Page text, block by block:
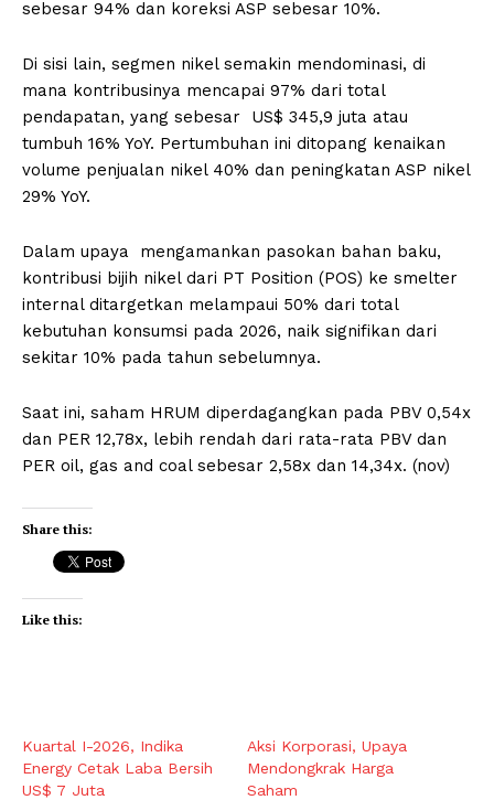
sebesar 94% dan koreksi ASP sebesar 10%.
Di sisi lain, segmen nikel semakin mendominasi, di
mana kontribusinya mencapai 97% dari total
pendapatan, yang sebesar US$ 345,9 juta atau
tumbuh 16% YoY. Pertumbuhan ini ditopang kenaikan
volume penjualan nikel 40% dan peningkatan ASP nikel
29% YoY.
Dalam upaya mengamankan pasokan bahan baku,
kontribusi bijih nikel dari PT Position (POS) ke smelter
internal ditargetkan melampaui 50% dari total
kebutuhan konsumsi pada 2026, naik signifikan dari
sekitar 10% pada tahun sebelumnya.
Saat ini, saham HRUM diperdagangkan pada PBV 0,54x
dan PER 12,78x, lebih rendah dari rata-rata PBV dan
PER oil, gas and coal sebesar 2,58x dan 14,34x. (nov)
Share this:
Like this:
Kuartal I-2026, Indika
Energy Cetak Laba Bersih
US$ 7 Juta
Aksi Korporasi, Upaya
Mendongkrak Harga
Saham